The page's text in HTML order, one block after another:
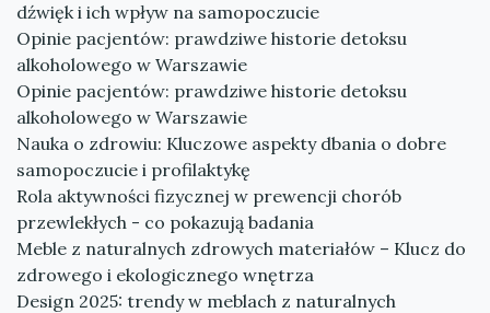
dźwięk i ich wpływ na samopoczucie
Opinie pacjentów: prawdziwe historie detoksu
alkoholowego w Warszawie
Opinie pacjentów: prawdziwe historie detoksu
alkoholowego w Warszawie
Nauka o zdrowiu: Kluczowe aspekty dbania o dobre
samopoczucie i profilaktykę
Rola aktywności fizycznej w prewencji chorób
przewlekłych - co pokazują badania
Meble z naturalnych zdrowych materiałów – Klucz do
zdrowego i ekologicznego wnętrza
Design 2025: trendy w meblach z naturalnych